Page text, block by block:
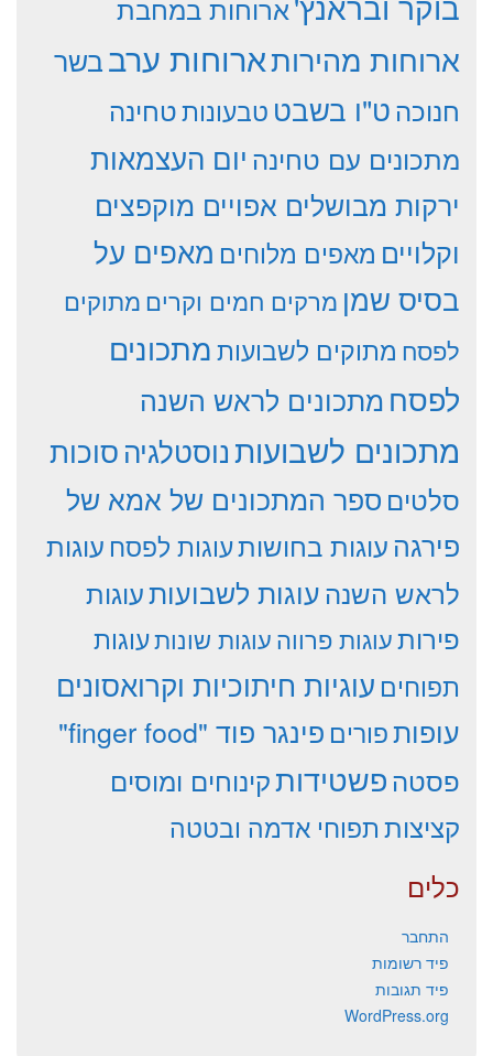
ארוחות במחבת
ארוחות מהירותארוחות ערבבשר
חנוכהט"ו בשבט טבעונותטחינה
מתכונים עם טחינה יום העצמאות
ירקות מבושלים אפויים מוקפצים
וקלויים מאפים מלוחים מאפים על
בסיס שמן מרקים חמים וקריםמתוקים
לפסח מתוקים לשבועותמתכונים
לפסח מתכונים לראש השנה
מתכונים לשבועותנוסטלגיהסוכות
סלטים ספר המתכונים של אמא של
פירגהעוגות בחושותעוגות לפסח עוגות
לראש השנהעוגות לשבועותעוגות
פירותעוגות פרווהעוגות שונותעוגות
תפוחים עוגיות חיתוכיות וקרואסונים
עופותפורים פינגר פוד "finger food"
פסטהפשטידותקינוחים ומוסים
קציצותתפוחי אדמה ובטטה
כלים
התחבר
פיד רשומות
פיד תגובות
WordPress.org